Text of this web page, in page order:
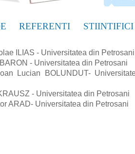
REFERENTI
ILIAS - Universitatea din Petrosani
- Universitatea din Petrosani
Lucian BOLUNDUT-
- Universitatea din Petrosani
ARAD- Universitatea din Petrosani